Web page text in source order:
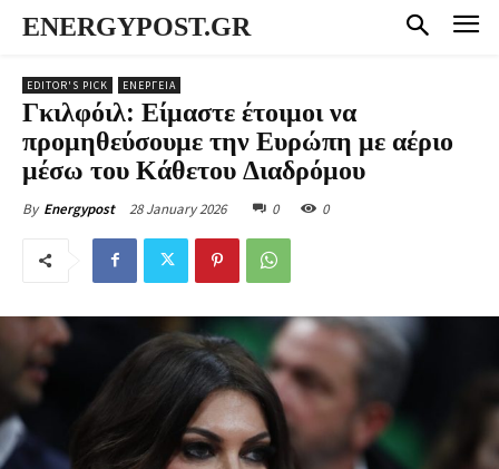
ENERGYPOST.GR
EDITOR'S PICK ΕΝΕΡΓΕΙΑ
Γκιλφόιλ: Είμαστε έτοιμοι να
προμηθεύσουμε την Ευρώπη με αέριο
μέσω του Κάθετου Διαδρόμου
By Energypost 28 January 2026 0 0